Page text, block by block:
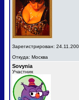
Зарегистрирован:
Откуда: Москва
Sovynia
Участник